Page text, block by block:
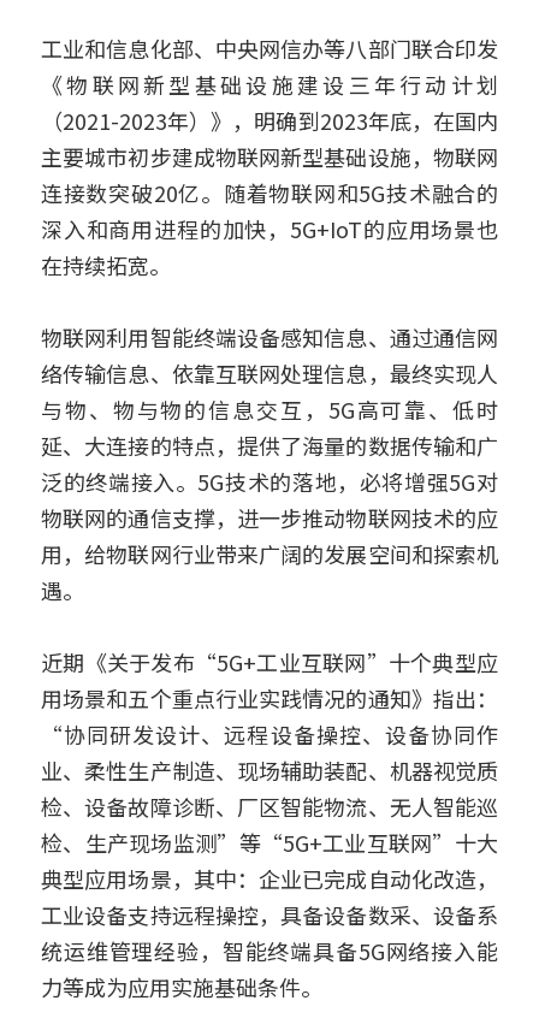
工业和信息化部、中央网信办等八部门联合印发
《物联网新型基础设施建设三年行动计划
（2021-2023年）》，明确到2023年底，在国内
主要城市初步建成物联网新型基础设施，物联网
连接数突破20亿。随着物联网和5G技术融合的
深入和商用进程的加快，5G+IoT的应用场景也
在持续拓宽。
物联网利用智能终端设备感知信息、通过通信网
络传输信息、依靠互联网处理信息，最终实现人
与物、物与物的信息交互，5G高可靠、低时
延、大连接的特点，提供了海量的数据传输和广
泛的终端接入。5G技术的落地，必将增强5G对
物联网的通信支撑，进一步推动物联网技术的应
用，给物联网行业带来广阔的发展空间和探索机
遇。
近期《关于发布“5G+工业互联网”十个典型应
用场景和五个重点行业实践情况的通知》指出：
“协同研发设计、远程设备操控、设备协同作
业、柔性生产制造、现场辅助装配、机器视觉质
检、设备故障诊断、厂区智能物流、无人智能巡
检、生产现场监测”等“5G+工业互联网”十大
典型应用场景，其中：企业已完成自动化改造，
工业设备支持远程操控，具备设备数采、设备系
统运维管理经验，智能终端具备5G网络接入能
力等成为应用实施基础条件。